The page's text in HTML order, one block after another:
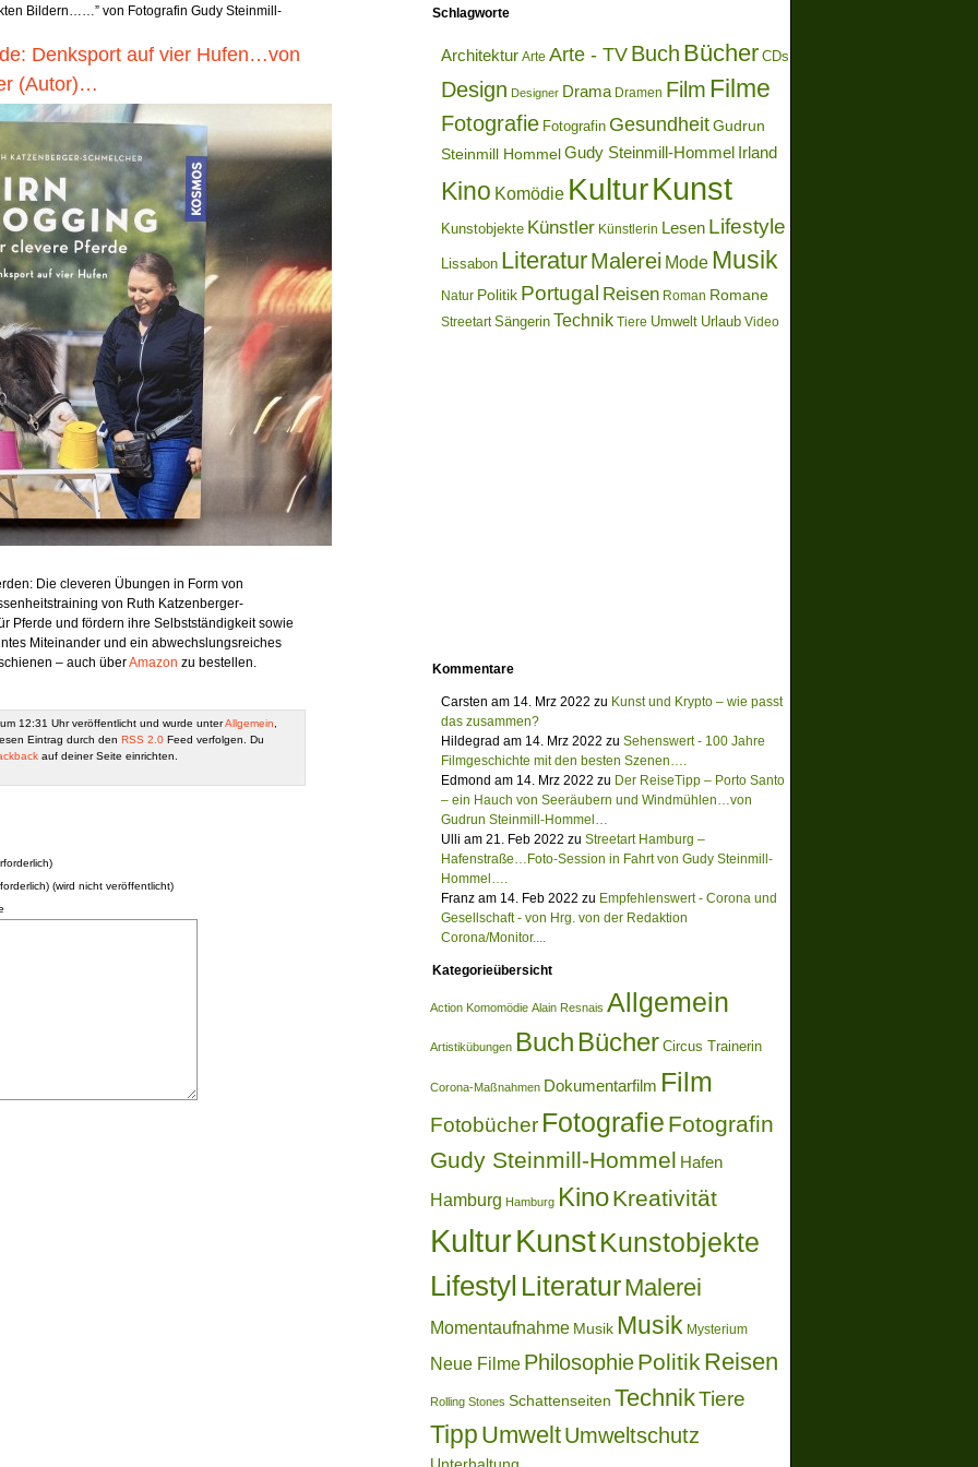
Bildern……” von Fotografin Gudy Steinmill-
Denksport auf vier Hufen…von
(Autor)…
Die cleveren Übungen in Form von
von Ruth Katzenberger-
Pferde und fördern ihre Selbstständigkeit sowie
Miteinander und ein abwechslungsreiches
– auch überAmazon zu bestellen.
12:31 Uhr veröffentlicht und wurde unterAllgemein
Eintrag durch den RSS 2.0 Feed verfolgen. Du
auf deiner Seite einrichten.
(wird nicht veröffentlicht)
Schlagworte
Architektur Arte Arte - TVBuch Bücher CDs
Design Designer Drama Dramen Film Filme
Fotografie Fotografin Gesundheit Gudrun
Steinmill Hommel Gudy Steinmill-Hommel Irland
Kino Komödie KulturKunst
Kunstobjekte Künstler Künstlerin Lesen Lifestyle
Lissabon LiteraturMalerei Mode Musik
Natur Politik Portugal Reisen Roman Romane
Streetart Sängerin Technik Tiere Umwelt Urlaub Video
Kommentare
Carsten am 14. Mrz 2022 zu Kunst und Krypto – wie passt
das zusammen?
Hildegrad am 14. Mrz 2022 zu Sehenswert - 100 Jahre
Filmgeschichte mit den besten Szenen….
Edmond am 14. Mrz 2022 zu Der ReiseTipp – Porto Santo
– ein Hauch von Seeräubern und Windmühlen…von
Gudrun Steinmill-Hommel…
Ulli am 21. Feb 2022 zu Streetart Hamburg –
Hafenstraße…Foto-Session in Fahrt von Gudy Steinmill-
Hommel….
Franz am 14. Feb 2022 zu Empfehlenswert - Corona und
Gesellschaft - von Hrg. von der Redaktion
Corona/Monitor....
Kategorieübersicht
Action Komomödie Alain Resnais Allgemein
Artistikübungen Buch Bücher Circus Trainerin
Corona-Maßnahmen Dokumentarfilm Film
Fotobücher Fotografie Fotografin
Gudy Steinmill-Hommel Hafen
Hamburg Hamburg KinoKreativität
KulturKunstKunstobjekte
Lifestyl LiteraturMalerei
Momentaufnahme Musik Musik Mysterium
Neue Filme PhilosophiePolitik Reisen
Rolling Stones Schattenseiten TechnikTiere
Tipp UmweltUmweltschutz